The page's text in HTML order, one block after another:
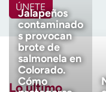
ÚNETE
Lo último
Jalapeños
contaminado
s provocan
brote de
salmonela en
Colorado.
Cómo